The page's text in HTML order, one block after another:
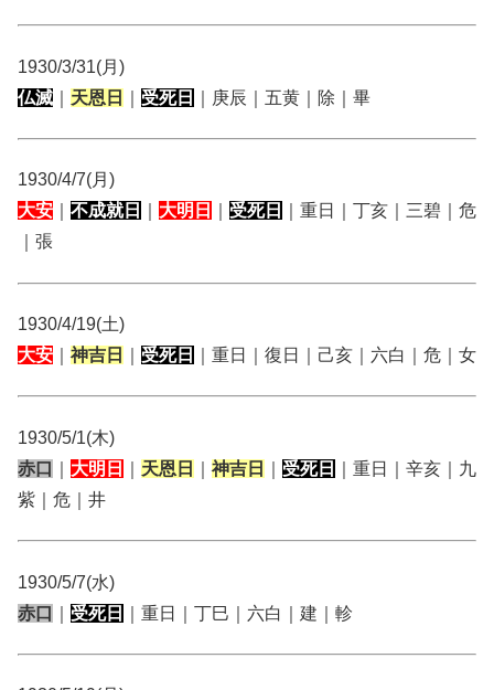
1930/3/31(月)
仏滅
天恩日 受死日 ｜庚辰｜五黄｜除｜畢
1930/4/7(月)
大安
不成就日 大明日 受死日
｜重日｜丁亥｜三碧｜危
｜張
1930/4/19(土)
大安
神吉日 受死日 ｜重日｜復日｜己亥｜六白｜危｜女
1930/5/1(木)
赤口
大明日 天恩日 神吉日 受死日
｜重日｜辛亥｜九
紫｜危｜井
1930/5/7(水)
赤口
受死日 ｜重日｜丁巳｜六白｜建｜軫